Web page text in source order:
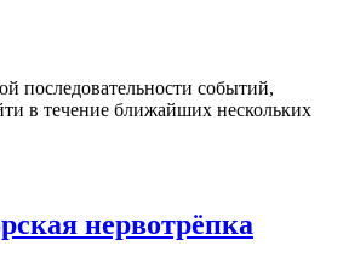
последовательности событий,
в течение ближайших нескольких
нервотрёпка